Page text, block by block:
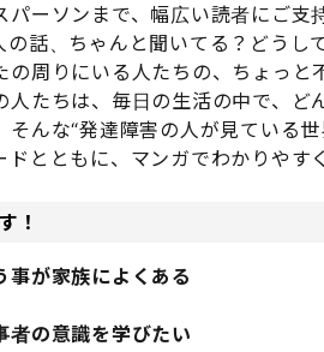
パーソンまで、幅広い読者にご支
の話、ちゃんと聞いてる？どうし
の周りにいる人たちの、ちょっ
人たちは、毎日の生活の中で、ど
んな“発達障害の人が見ている
とともに、マンガでわかりやす
！
事が家族によくある
者の意識を学びたい